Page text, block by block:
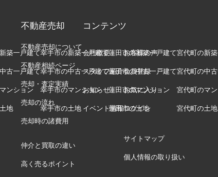
築一戸建て
古一戸建て
ンション
地
幸手市の新築一戸建て
幸手市の中古一戸建て
幸手市のマンション
幸手市の土地
蓮田市の新築一戸建て
蓮田市の中古一戸建て
蓮田市のマンション
蓮田市の土地
宮代町の新
宮代町の中
宮代町のマ
宮代町の土地
不動産売却
不動産売却について
不動産相続ページ
売却・査定実績
売却の流れ
売却時の諸費用
仲介と買取の違い
高く売るポイント
コンテンツ
会社概要
スタッフ紹介
お知らせ
イベント情報
お客様の声
会員登録
お気に入り
ログイン
サイトマップ
個人情報の取り扱い